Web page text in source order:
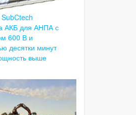
АКБ для АНПА с
600 В и
десятки минут
выше